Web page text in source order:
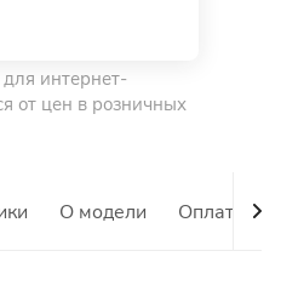
интернет-
от цен в розничных
О модели Оплата